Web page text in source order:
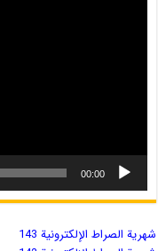
00:00
شهریة الصراط الإلكترونية 143